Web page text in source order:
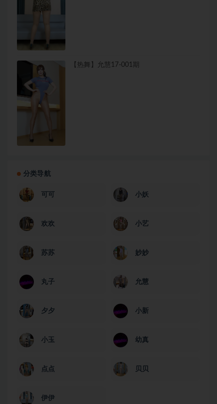
【热舞】允慧17-001期
分类导航
可可 小妖
欢欢 小艺
苏苏 妙妙
丸子 允慧
夕夕 小新
小玉 幼真
点点 贝贝
伊伊